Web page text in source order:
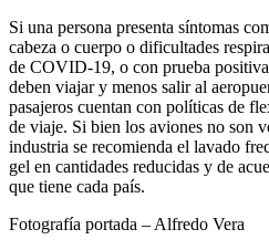
Si una persona presenta síntomas
cabeza o cuerpo o dificultades
de COVID-19, o con prueba
deben viajar y menos salir al
pasajeros cuentan con políticas de
de viaje. Si bien los aviones no son
industria se recomienda el lavado
gel en cantidades reducidas y de
que tiene cada país.
Fotografía portada – Alfredo Vera